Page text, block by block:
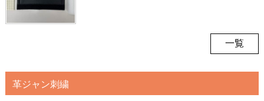
一覧
革ジャン刺繍